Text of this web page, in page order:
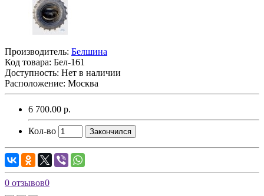
Производитель: Белшина
Код товара: Бел-161
Доступность: Нет в наличии
Расположение: Москва
6 700.00 р.
Кол-во Закончился
0 отзывов0